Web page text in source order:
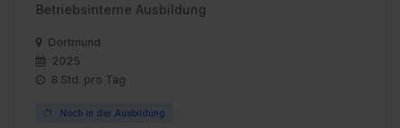
Betriebsinterne Ausbildung
Dortmund
2025
8 Std. pro Tag
Noch in der Ausbildung